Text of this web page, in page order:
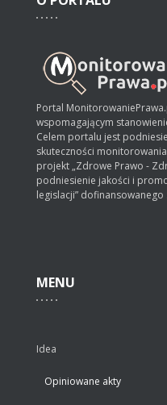
Portal
wspomagającym
Celem portalu jest
skuteczności
projekt „Zdrowe Prawo -
podniesienie jakości i
legislacji” dofinansowanego
MENU
Idea
Opiniowane akty